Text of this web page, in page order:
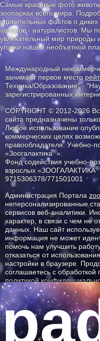
Самые красивые фото
зоопарках всего мира.
удивительных фактов о
авторов - натуралистов. Мы
увлекательный мир природы
уголки нашей необъятной
Международный
занимает первое место
Техника/Образование" -
зарегистрированных
COPYRIGHT © 2012-2026
сайта предназначены
Любое использование
коммерческих целях
правообладателя: Учебно-
«Зоогалактика®».
Фонд содействия учебно-
взрослых «ЗООГАЛАКТИКА®
9715306378/771501001
Администрация Портала
неперсонализированные
сервисов веб-аналитики.
характер, в связи с чем не
данных. Наш сайт
информация не может
помочь нам улучшить
отказаться от
настройки в браузере.
соглашаетесь с обработкой
политикой
ID ресурса: 977